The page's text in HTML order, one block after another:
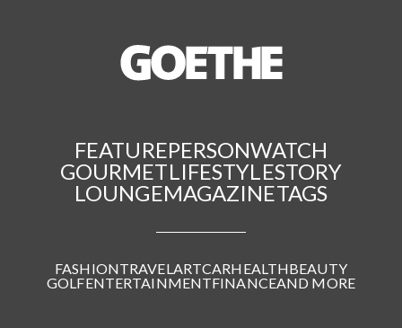
FEATUREPERSONWATCH
GOURMETLIFESTYLESTORY
LOUNGEMAGAZINETAGS
FASHIONTRAVEL ARTCARHEALTHBEAUTY
GOLFENTERTAINMENTFINANCEAND MORE